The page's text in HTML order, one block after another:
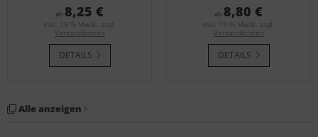
ab 8,25 €
inkl. 19 % MwSt. zzgl.
Versandkosten
DETAILS
ab 8,80 €
inkl. 19 % MwSt. zzgl.
Versandkosten
DETAILS
Alle anzeigen